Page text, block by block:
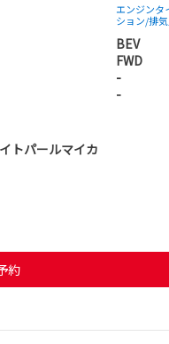
エンジンタ
ション/排
BEV
FWD
-
-
トパールマイカ
約